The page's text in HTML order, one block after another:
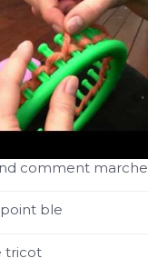
comment marche
ble
tricot